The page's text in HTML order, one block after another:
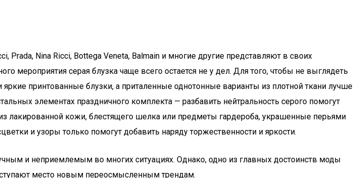
Prada, Nina Ricci, Bottega Veneta, Balmain и многие другие представляют в своих
мероприятия серая блузка чаще всего остается не у дел. Для того, чтобы не выглядеть
принтованные блузки, а приталенные однотонные варианты из плотной ткани лучше
элементах праздничного комплекта — разбавить нейтральность серого помогут
лакированной кожи, блестящего шелка или предметы гардероба, украшенные перьями
и узоры только помогут добавить наряду торжественности и яркости.
и неприемлемым во многих ситуациях. Однако, одно из главных достоинств моды
место новым переосмысленным трендам.